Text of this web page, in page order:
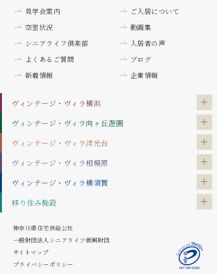
見学会案内
ご入居について
空室状況
動画集
シニアライフ倶楽部
入居者の声
よくあるご質問
ブログ
新着情報
企業情報
ヴィンテージ・ヴィラ横浜
ヴィンテージ・ヴィラ向ヶ丘遊園
ヴィンテージ・ヴィラ洋光台
ヴィンテージ・ヴィラ相模原
ヴィンテージ・ヴィラ横須賀
移り住み施設
神奈川県住宅供給公社
一般財団法人シニアライフ振興財団
サイトマップ
プライバシーポリシー